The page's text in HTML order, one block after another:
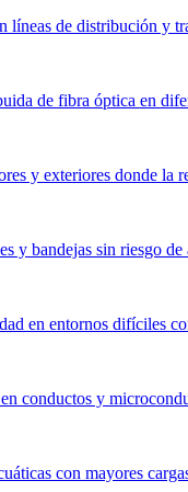
líneas de distribución y
de fibra óptica en
y exteriores donde la
y bandejas sin riesgo
en entornos difíciles
conductos y
con mayores